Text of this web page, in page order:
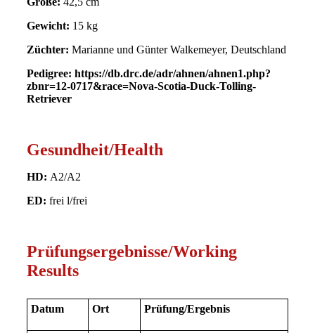
Gewicht: 15 kg
Züchter: Marianne und Günter Walkemeyer, Deutschland
Pedigree: https://db.drc.de/adr/ahnen/ahnen1.php?
zbnr=12-0717&race=Nova-Scotia-Duck-Tolling-
Retriever
Gesundheit/Health
HD: A2/A2
ED: frei l/frei
Prüfungsergebnisse/Working
Results
Datum Ort Prüfung/Ergebnis